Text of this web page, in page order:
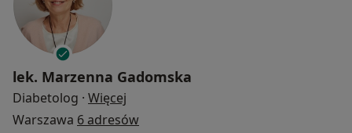
lek. Marzenna Gadomska
Diabetolog · Więcej
Warszawa 6 adresów